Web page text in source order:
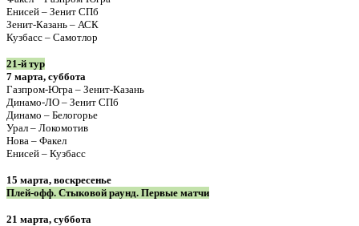
Енисей – Зенит СПб
Зенит-Казань – АСК
Кузбасс – Самотлор
21-й тур
7 марта, суббота
Газпром-Югра – Зенит-Казань
Динамо-ЛО – Зенит СПб
Динамо – Белогорье
Урал – Локомотив
Нова – Факел
Енисей – Кузбасс
15 марта, воскресенье
Плей-офф. Стыковой раунд. Первые матчи
21 марта, суббота